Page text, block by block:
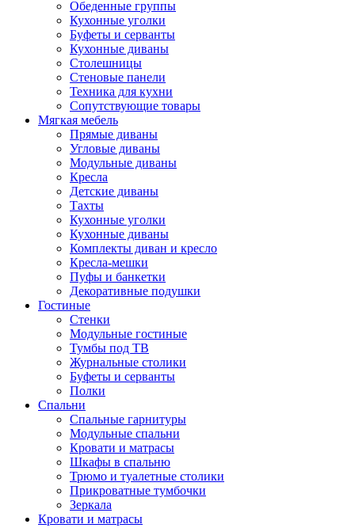
Обеденные группы
Кухонные уголки
Буфеты и серванты
Кухонные диваны
Столешницы
Стеновые панели
Техника для кухни
Сопутствующие товары
Мягкая мебель
Прямые диваны
Угловые диваны
Модульные диваны
Кресла
Детские диваны
Тахты
Кухонные уголки
Кухонные диваны
Комплекты диван и кресло
Кресла-мешки
Пуфы и банкетки
Декоративные подушки
Гостиные
Стенки
Модульные гостиные
Тумбы под ТВ
Журнальные столики
Буфеты и серванты
Полки
Спальни
Спальные гарнитуры
Модульные спальни
Кровати и матрасы
Шкафы в спальню
Трюмо и туалетные столики
Прикроватные тумбочки
Зеркала
Кровати и матрасы